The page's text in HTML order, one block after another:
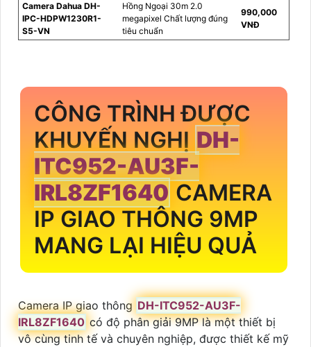
Camera Dahua DH-
IPC-HDPW1230R1-
S5-VN
Hồng Ngoại 30m 2.0
megapixel Chất lượng đúng
tiêu chuẩn
990,000
VNĐ
CÔNG TRÌNH ĐƯỢC
KHUYẾN NGHỊDH-
ITC952-AU3F-
IRL8ZF1640 CAMERA
IP GIAO THÔNG 9MP
MANG LẠI HIỆU QUẢ
Camera IP giao thông DH-ITC952-AU3F-
IRL8ZF1640 có độ phân giải 9MP là một thiết bị
vô cùng tinh tế và chuyên nghiệp, được thiết kế mỹ